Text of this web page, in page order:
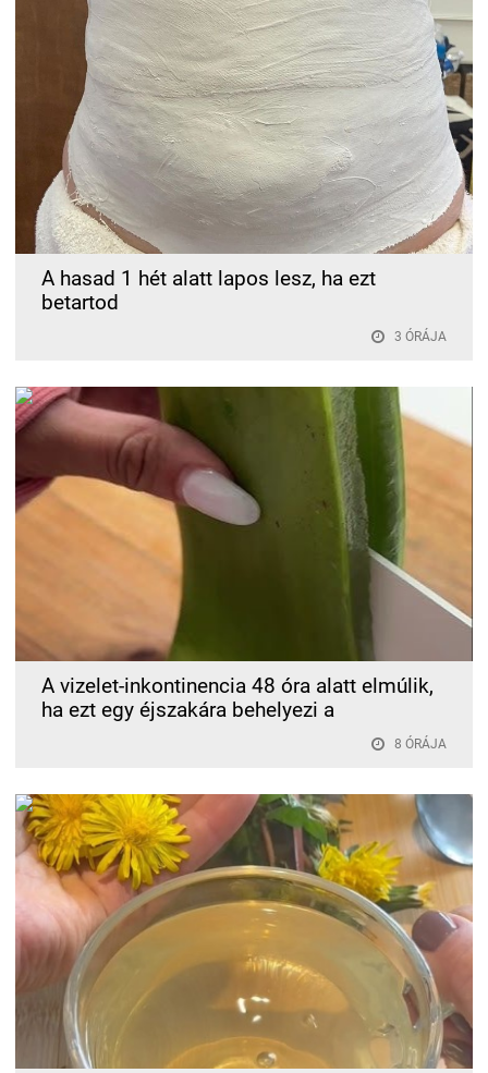
A hasad 1 hét alatt lapos lesz, ha ezt
betartod
3 ÓRÁJA
A vizelet-inkontinencia 48 óra alatt elmúlik,
ha ezt egy éjszakára behelyezi a
8 ÓRÁJA